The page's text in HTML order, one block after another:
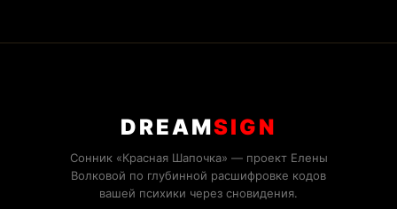
DREAMSIGN
Сонник «Красная Шапочка» — проект Елены
Волковой по глубинной расшифровке кодов
вашей психики через сновидения.